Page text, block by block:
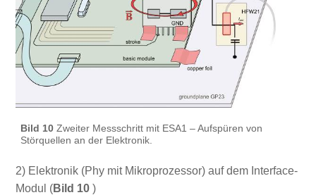
Bild 10Zweiter Messschritt mit ESA1 – Aufspüren von
Störquellen an der Elektronik.
2) Elektronik (Phy mit Mikroprozessor) auf dem Interface-
Modul (Bild 10)